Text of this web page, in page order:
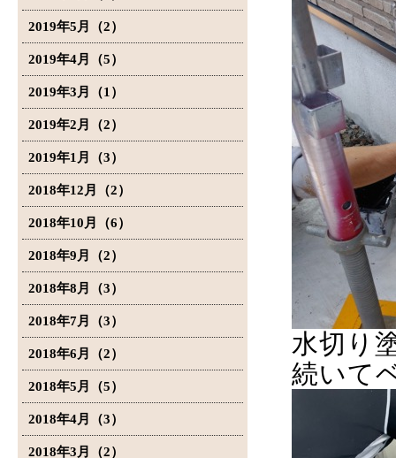
2019年5月（2）
2019年4月（5）
2019年3月（1）
2019年2月（2）
2019年1月（3）
2018年12月（2）
2018年10月（6）
2018年9月（2）
2018年8月（3）
2018年7月（3）
2018年6月（2）
2018年5月（5）
2018年4月（3）
2018年3月（2）
水切り
続いて